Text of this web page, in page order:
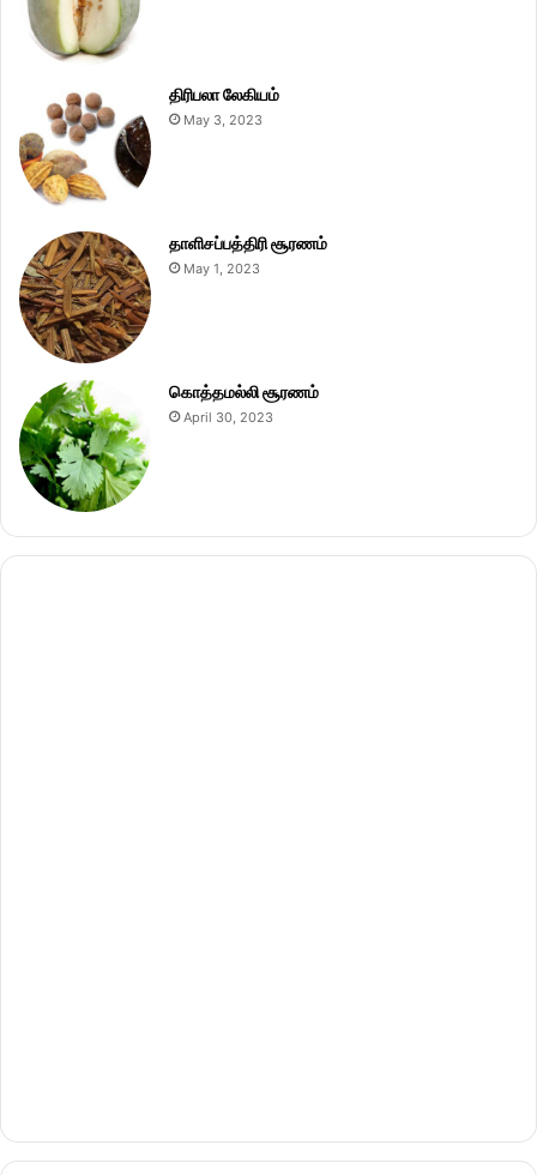
திரிபலா லேகியம்
May 3, 2023
தாளிசப்பத்திரி சூரணம்
May 1, 2023
கொத்தமல்லி சூரணம்
April 30, 2023